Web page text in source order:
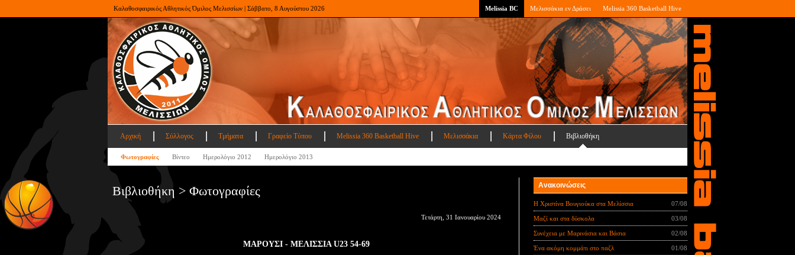
Καλαθοσφαιρικός Αθλητικός Όμιλος Μελισσίων | Σάββατο, 8 Αυγούστου 2026 Melissia BC Μελισσάκια εν Δράσει Melissia 360 Basketball Hive
Αρχική Σύλλογος Τμήματα Γραφείο Τύπου Melissia 360 Basketball Hive Μελισσάκια Κάρτα Φίλου Βιβλιοθήκη
Φωτογραφίες Βίντεο Ημερολόγιο 2012 Ημερολόγιο 2013
Βιβλιοθήκη > Φωτογραφίες
Τετάρτη, 31 Ιανουαρίου 2024
ΜΑΡΟΥΣΙ - ΜΕΛΙΣΣΙΑ U23 54-69
Ανακοινώσεις
Η Χριστίνα Βουγιούκα στα Μελίσσια 07/08
Μαζί και στα δύσκολα 03/08
Συνέχεια με Μαρινάσια και Βάσια 02/08
Ένα ακόμη κομμάτι στο παζλ 01/08